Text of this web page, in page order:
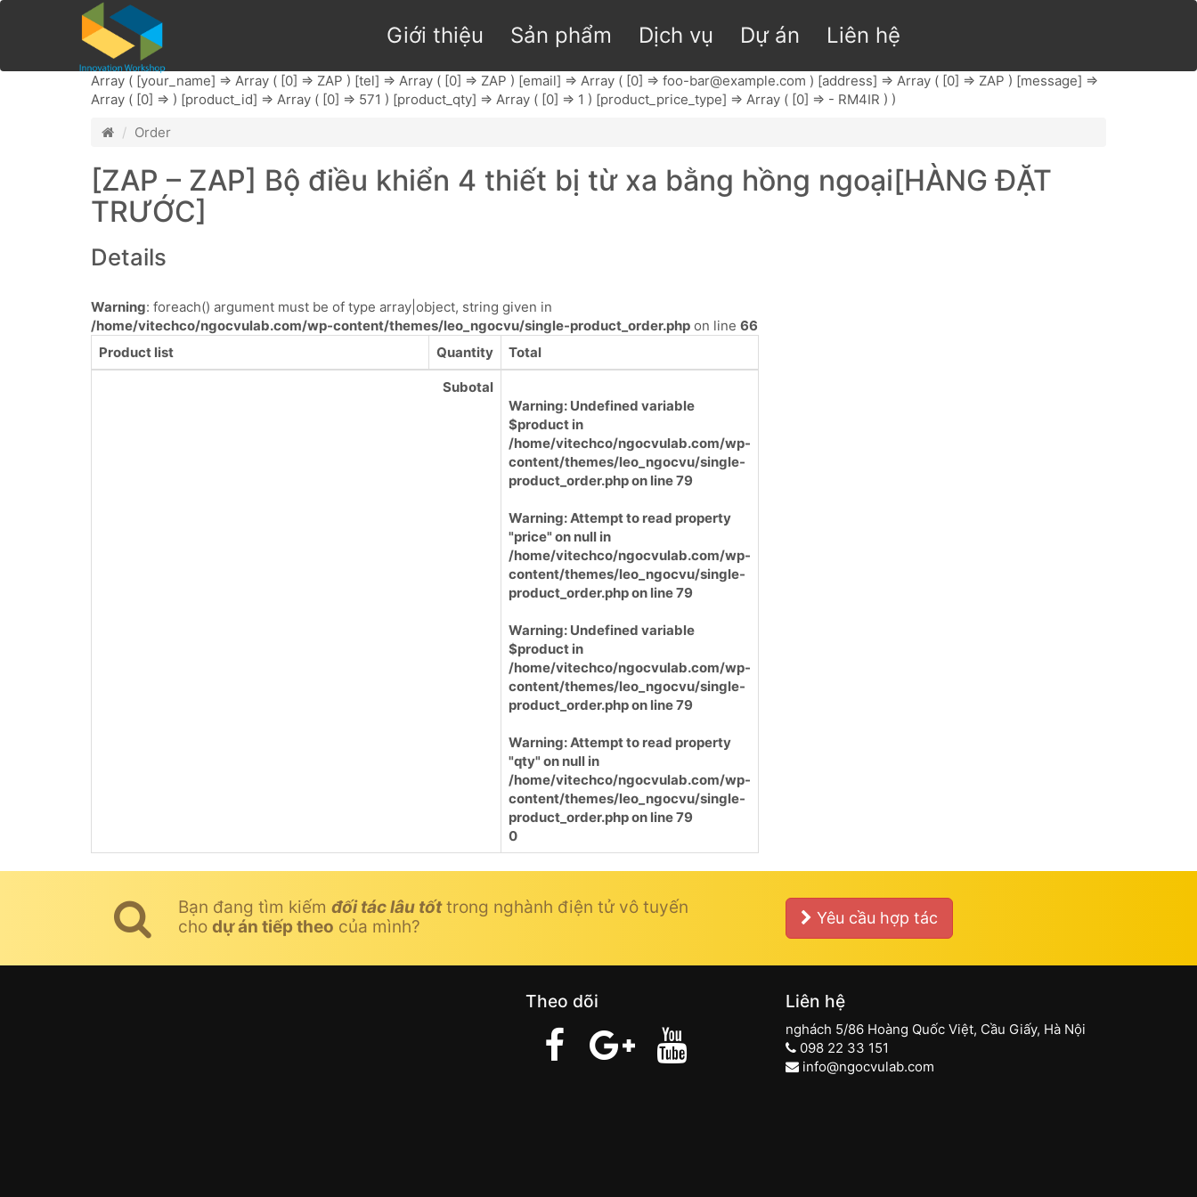
Giới thiệu Sản phẩm Dịch vụ Dự án Liên hệ
Array ( [your_name] => Array ( [0] => ZAP ) [tel] => Array ( [0] => ZAP ) [email] => Array ( [0] => foo-bar@example.com ) [address] => Array ( [0] => ZAP ) [message] =>
Array ( [0] => ) [product_id] => Array ( [0] => 571 ) [product_qty] => Array ( [0] => 1 ) [product_price_type] => Array ( [0] => - RM4IR ) )
Order
[ZAP – ZAP] Bộ điều khiển 4 thiết bị từ xa bằng hồng ngoại[HÀNG ĐẶT
TRƯỚC]
Details
Warning: foreach() argument must be of type array|object, string given in
/home/vitechco/ngocvulab.com/wp-content/themes/leo_ngocvu/single-product_order.php on line 66
Product list
Quantity Total
Subotal
Warning: Undefined variable
$product in
/home/vitechco/ngocvulab.com/wp-
content/themes/leo_ngocvu/single-
product_order.phpon line79
Warning: Attempt to read property
"price" on null in
/home/vitechco/ngocvulab.com/wp-
content/themes/leo_ngocvu/single-
product_order.phpon line79
Warning: Undefined variable
$product in
/home/vitechco/ngocvulab.com/wp-
content/themes/leo_ngocvu/single-
product_order.phpon line79
Warning: Attempt to read property
"qty" on null in
/home/vitechco/ngocvulab.com/wp-
content/themes/leo_ngocvu/single-
product_order.phpon line79
0
Bạn đang tìm kiếm đối tác lâu tốttrong nghành điện tử vô tuyến
cho dự án tiếp theo của mình? Yêu cầu hợp tác
Theo dõi Liên hệ
nghách 5/86 Hoàng Quốc Việt, Cầu Giấy, Hà Nội
098 22 33 151
info@ngocvulab.com